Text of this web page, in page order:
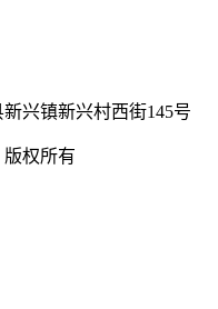
兴镇新兴村西街145号
权所有